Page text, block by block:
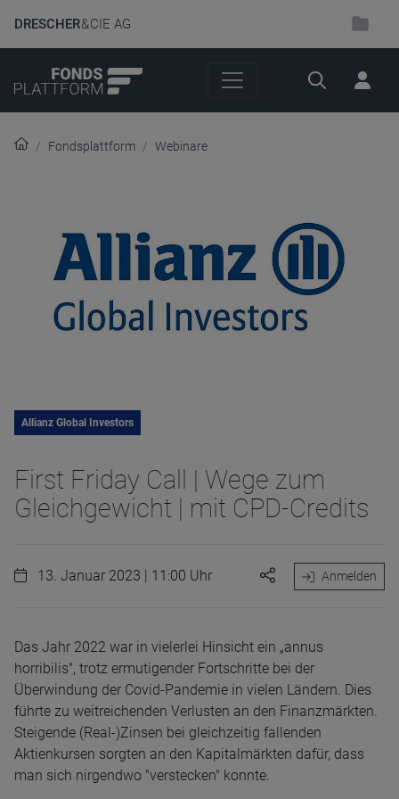
DRESCHER& CIE AG
Suche
Fondsplattform Webinare
Allianz Global Investors
First Friday Call | Wege zum
Gleichgewicht | mit CPD-Credits
13. Januar 2023 | 11:00 Uhr Anmelden
Das Jahr 2022 war in vielerlei Hinsicht ein „annus
horribilis", trotz ermutigender Fortschritte bei der
Überwindung der Covid-Pandemie in vielen Ländern. Dies
führte zu weitreichenden Verlusten an den Finanzmärkten.
Steigende (Real-)Zinsen bei gleichzeitig fallenden
Aktienkursen sorgten an den Kapitalmärkten dafür, dass
man sich nirgendwo "verstecken" konnte.